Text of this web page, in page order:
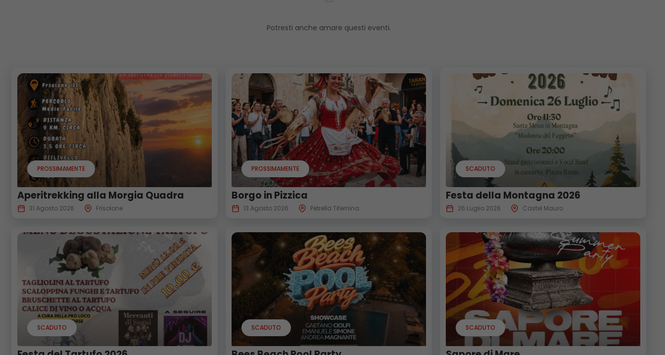
Potresti anche amare questi eventi.
PROSSIMAMENTE
Aperitrekking alla Morgia Quadra
31 Agosto 2026 Frisolone
PROSSIMAMENTE
Borgo in Pizzica
13 Agosto 2026 Petrella Tifernina
SCADUTO
Festa della Montagna 2026
26 Luglio 2026 Castel Mauro
SCADUTO SCADUTO SCADUTO